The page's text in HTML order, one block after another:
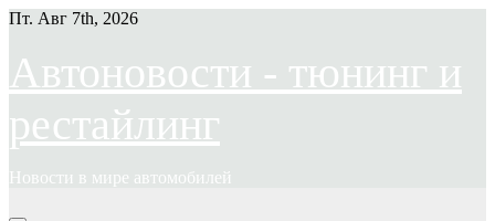
Перейти
содержимому
Пт. Авг 7th, 2026
Автоновости - тюнинг и
рестайлинг
Новости в мире автомобилей